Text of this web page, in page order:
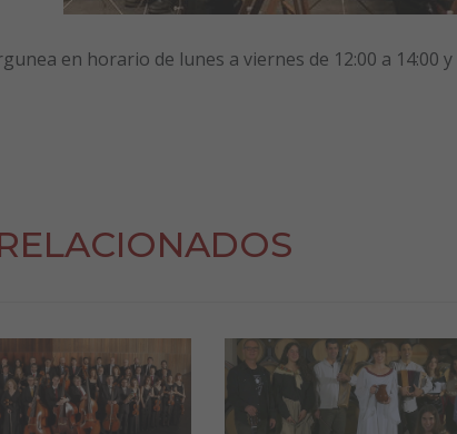
en horario de lunes a viernes de 12:00 a 14:00 y